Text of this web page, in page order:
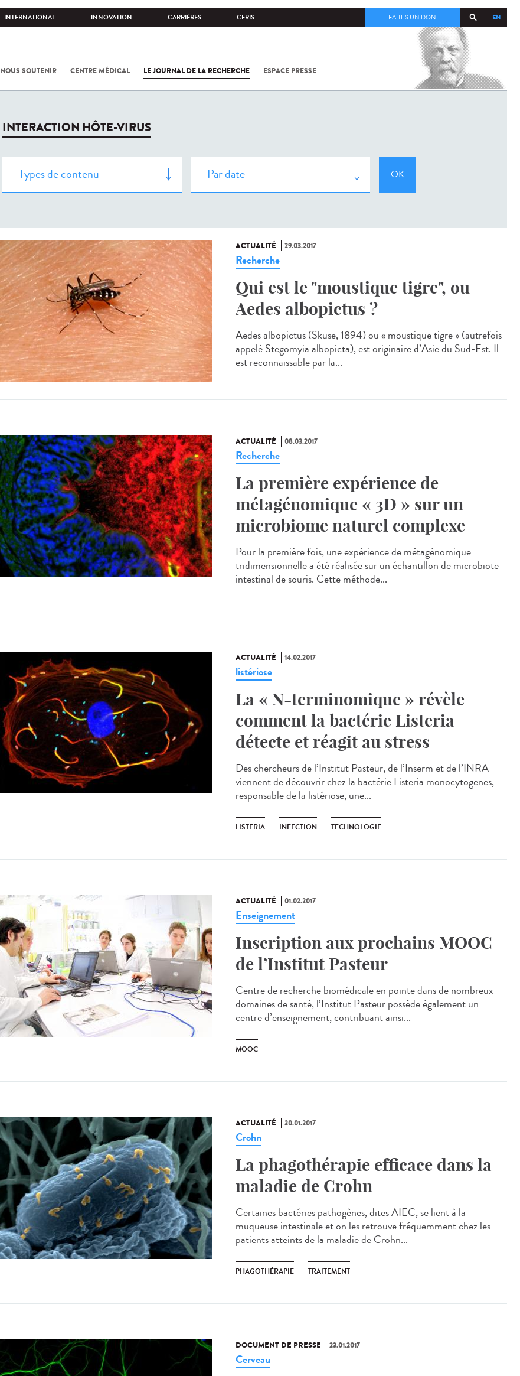
INTERNATIONAL INNOVATION CARRIÈRES CERIS EN
FAITES UN DON
NOUS SOUTENIR CENTRE MÉDICAL LE JOURNAL DE LA RECHERCHE ESPACE PRESSE
COV-2 /
INTERACTION HÔTE-VIRUS
ACTUALITÉ 29.03.2017
Recherche
Qui est le "moustique tigre", ou
Aedes albopictus ?
Aedes albopictus (Skuse, 1894) ou « moustique tigre » (autrefois
appelé Stegomyia albopicta), est originaire d’Asie du Sud-Est. Il
est reconnaissable par la...
ACTUALITÉ 08.03.2017
Recherche
La première expérience de
métagénomique « 3D » sur un
microbiome naturel complexe
Pour la première fois, une expérience de métagénomique
tridimensionnelle a été réalisée sur un échantillon de microbiote
intestinal de souris. Cette méthode...
ACTUALITÉ 14.02.2017
listériose
La « N-terminomique » révèle
comment la bactérie Listeria
détecte et réagit au stress
Des chercheurs de l’Institut Pasteur, de l’Inserm et de l’INRA
viennent de découvrir chez la bactérie Listeria monocytogenes,
responsable de la listériose, une...
LISTERIA INFECTION TECHNOLOGIE
ACTUALITÉ 01.02.2017
Enseignement
Inscription aux prochains MOOC
de l’Institut Pasteur
Centre de recherche biomédicale en pointe dans de nombreux
domaines de santé, l’Institut Pasteur possède également un
centre d’enseignement, contribuant ainsi...
MOOC
ACTUALITÉ 30.01.2017
Crohn
La phagothérapie efficace dans la
maladie de Crohn
Certaines bactéries pathogènes, dites AIEC, se lient à la
muqueuse intestinale et on les retrouve fréquemment chez les
patients atteints de la maladie de Crohn...
PHAGOTHÉRAPIE TRAITEMENT
DOCUMENT DE PRESSE 23.01.2017
Cerveau